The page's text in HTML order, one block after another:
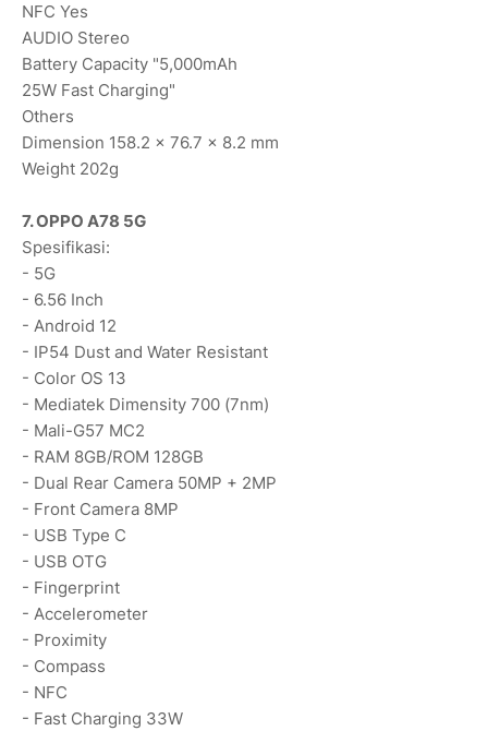
NFC Yes
AUDIO Stereo
Battery Capacity "5,000mAh
25W Fast Charging"
Others
Dimension 158.2 x 76.7 x 8.2 mm
Weight 202g
7. OPPO A78 5G
Spesifikasi:
- 5G
- 6.56 Inch
- Android 12
- IP54 Dust and Water Resistant
- Color OS 13
- Mediatek Dimensity 700 (7nm)
- Mali-G57 MC2
- RAM 8GB/ROM 128GB
- Dual Rear Camera 50MP + 2MP
- Front Camera 8MP
- USB Type C
- USB OTG
- Fingerprint
- Accelerometer
- Proximity
- Compass
- NFC
- Fast Charging 33W